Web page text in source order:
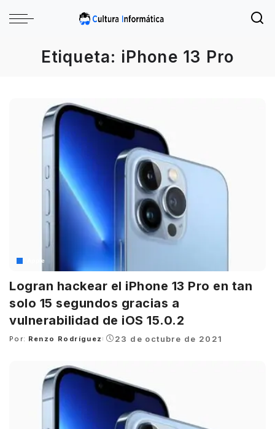
Etiqueta: iPhone 13 Pro
Apple
Logran hackear el iPhone 13 Pro en tan
solo 15 segundos gracias a
vulnerabilidad de iOS 15.0.2
Posted
Por: Renzo Rodríguez 23 de octubre de 2021